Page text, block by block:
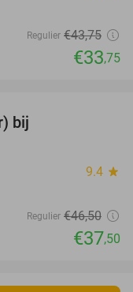
Regulier €43,75
€33,75
bij
9.4 star
Regulier €46,50
€37,50